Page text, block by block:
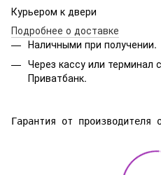
Курьером к двери
Подробнее о доставке
Наличными при получении.
Через кассу или терминал
Приватбанк.
Гарантия от